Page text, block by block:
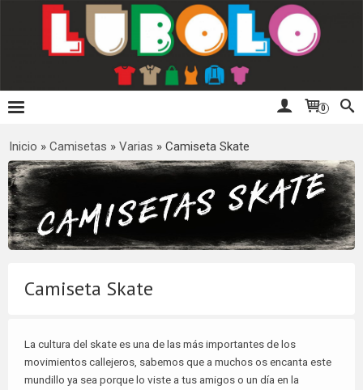
0
Inicio » Camisetas » Varias » Camiseta Skate
Camiseta Skate
La cultura del skate es una de las más importantes de los
movimientos callejeros, sabemos que a muchos os encanta este
mundillo ya sea porque lo viste a tus amigos o un día en la